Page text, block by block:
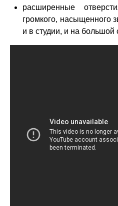
расширенные
громкого, насыщенного
и в студии, и на большой